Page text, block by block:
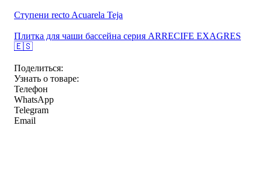
Ступени recto Acuarela Teja
Плитка для чаши бассейна серия ARRECIFE EXAGRES
🇪🇸
Поделиться:
Узнать о товаре:
Телефон
WhatsApp
Telegram
Email